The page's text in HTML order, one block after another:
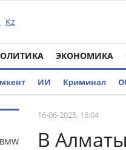
Kz
ЭКОНОМИКА
ИИ Криминал
16-06-2025, 16:04
В